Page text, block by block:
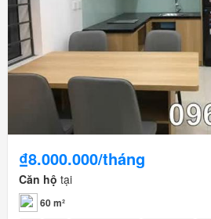
₫8.000.000/tháng
Căn hộ tại
60 m²